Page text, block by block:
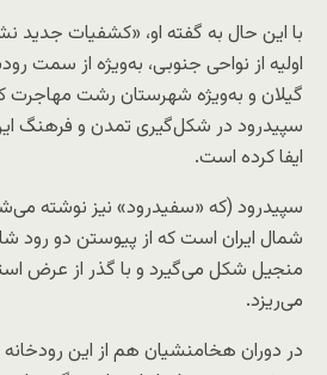
با این حال به گفته او، «کشفیات
اولیه از نواحی جنوبی، به‌ویژه از سمت
گیلان و به‌ویژه شهرستان رشت مهاجرت
سپیدرود در شکل‌گیری تمدن و فرهنگ
ایفا کرده است.
سپیدرود (که «سفیدرود» نیز نوشته
شمال ایران است که از پیوستن دو رود
منجیل شکل می‌گیرد و با گذر از عرض
می‌ریزد.
در دوران هخامنشیان هم از این رودخانه